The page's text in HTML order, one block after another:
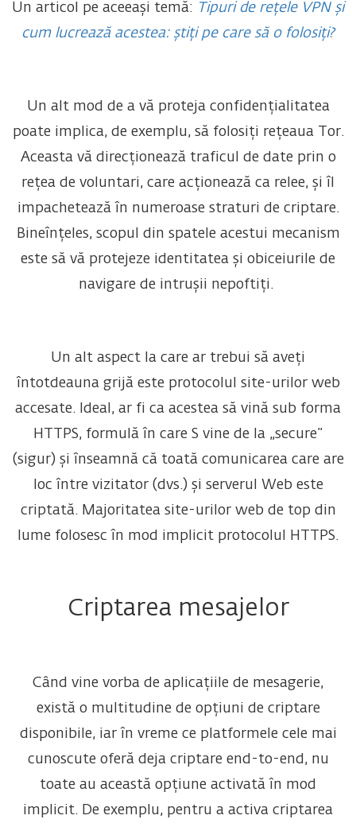
Un articol pe aceeași temă: Tipuride rețele VPN și
cum lucrează acestea: știți pe care să o folosiți?
Un alt mod de a vă proteja confidențialitatea
poate implica, de exemplu, să folosiți rețeaua Tor.
Aceasta vă direcționează traficul de date prin o
rețea de voluntari, care acționează ca relee, și îl
impachetează în numeroase straturi de criptare.
Bineînțeles, scopul din spatele acestui mecanism
este să vă protejeze identitatea și obiceiurile de
navigare de intrușii nepoftiți.
Un alt aspect la care ar trebui să aveți
întotdeauna grijă este protocolul site-urilor web
accesate. Ideal, ar fi ca acestea să vină sub forma
HTTPS, formulă în care S vine de la „secure”
(sigur) și înseamnă că toată comunicarea care are
loc între vizitator (dvs.) și serverul Web este
criptată. Majoritatea site-urilor web de top din
lume folosesc în mod implicit protocolul HTTPS.
Criptarea mesajelor
Când vine vorba de aplicațiile de mesagerie,
există o multitudine de opțiuni de criptare
disponibile, iar în vreme ce platformele cele mai
cunoscute oferă deja criptare end-to-end, nu
toate au această opțiune activată în mod
implicit. De exemplu, pentru a activa criptarea